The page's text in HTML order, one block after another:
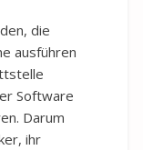
die
ausführen
Software
Darum
ihr